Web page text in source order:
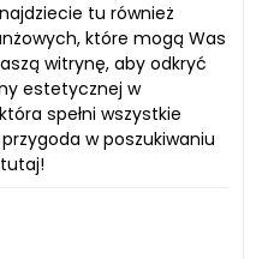
tu również
które mogą Was
witrynę, aby odkryć
estetycznej w
spełni wszystkie
w poszukiwaniu